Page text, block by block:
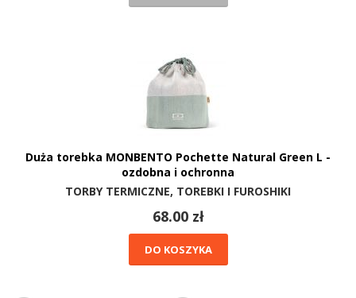
Duża torebka MONBENTO Pochette Natural Green L -
ozdobna i ochronna
TORBY TERMICZNE, TOREBKI I FUROSHIKI
68.00 zł
DO KOSZYKA